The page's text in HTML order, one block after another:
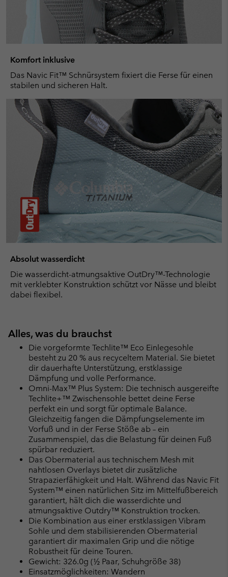
Komfort inklusive
Das Navic Fit™ Schnürsystem fixiert die Ferse für einen
stabilen und sicheren Halt.
Absolut wasserdicht
Die wasserdicht-atmungsaktive OutDry™-Technologie
mit verklebter Konstruktion schützt vor Nässe und bleibt
dabei flexibel.
Alles, was du brauchst
Die vorgeformte Techlite™ Eco Einlegesohle
besteht zu 20 % aus recyceltem Material. Sie bietet
dir dauerhafte Unterstützung, erstklassige
Dämpfung und volle Performance.
Omni-Max™ Plus System: Die technisch ausgereifte
Techlite+™ Zwischensohle bettet deine Ferse
perfekt ein und sorgt für optimale Balance.
Gleichzeitig fangen die Dämpfungselemente im
Vorfuß und in der Ferse Stöße ab – ein
Zusammenspiel, das die Belastung für deinen Fuß
spürbar reduziert.
Das Obermaterial aus technischem Mesh mit
nahtlosen Overlays bietet dir zusätzliche
Strapazierfähigkeit und Halt. Während das Navic Fit
System™ einen natürlichen Sitz im Mittelfußbereich
garantiert, hält dich die wasserdichte und
atmungsaktive Outdry™ Konstruktion trocken.
Die Kombination aus einer erstklassigen Vibram
Sohle und dem stabilisierenden Obermaterial
garantiert dir maximalen Grip und die nötige
Robustheit für deine Touren.
Gewicht: 326.0g (½ Paar, Schuhgröße 38)
Einsatzmöglichkeiten: Wandern